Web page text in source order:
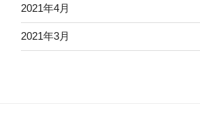
2021年4月
2021年3月